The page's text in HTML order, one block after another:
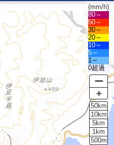
(mm/h)
80～
50～
30～
20～
10～
5～
1～
0超過
ー
＋
50km
10km
5km
1km
500m